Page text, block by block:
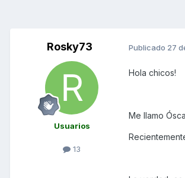
Rosky73
Usuarios
13
Publicado 27
Hola chicos!
Me llamo